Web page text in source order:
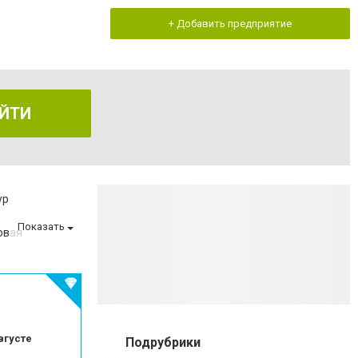
+ Добавить предприятие
Показать
Подрубрики